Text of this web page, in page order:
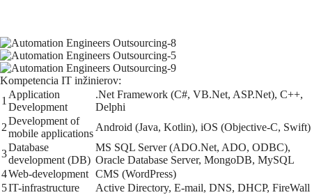
Kompetencia IT inžinierov:
1
Application
Development
.Net Framework (C#, VB.Net, ASP.Net), C++,
Delphi
2
Development of
mobile applications
Android (Java, Kotlin), iOS (Objective-C, Swift)
3
Database
development (DB)
MS SQL Server (ADO.Net, ADO, ODBC),
Oracle Database Server, MongoDB, MySQL
4Web-development CMS (WordPress)
5IT-infrastructure
Active Directory, E-mail, DNS, DHCP, FireWall